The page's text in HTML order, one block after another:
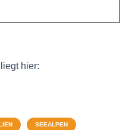
hier:
SEEALPEN